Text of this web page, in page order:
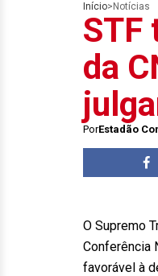
Início> Notícias
STF
da
PorEstadão
O Supremo
Conferência
favorável à